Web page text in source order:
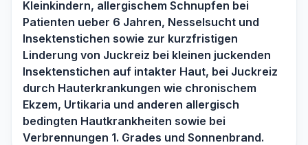
Kleinkindern, allergischem Schnupfen bei
Patienten ueber 6 Jahren, Nesselsucht und
Insektenstichen sowie zur kurzfristigen
Linderung von Juckreiz bei kleinen juckenden
Insektenstichen auf intakter Haut, bei Juckreiz
durch Hauterkrankungen wie chronischem
Ekzem, Urtikaria und anderen allergisch
bedingten Hautkrankheiten sowie bei
Verbrennungen 1. Grades und Sonnenbrand.